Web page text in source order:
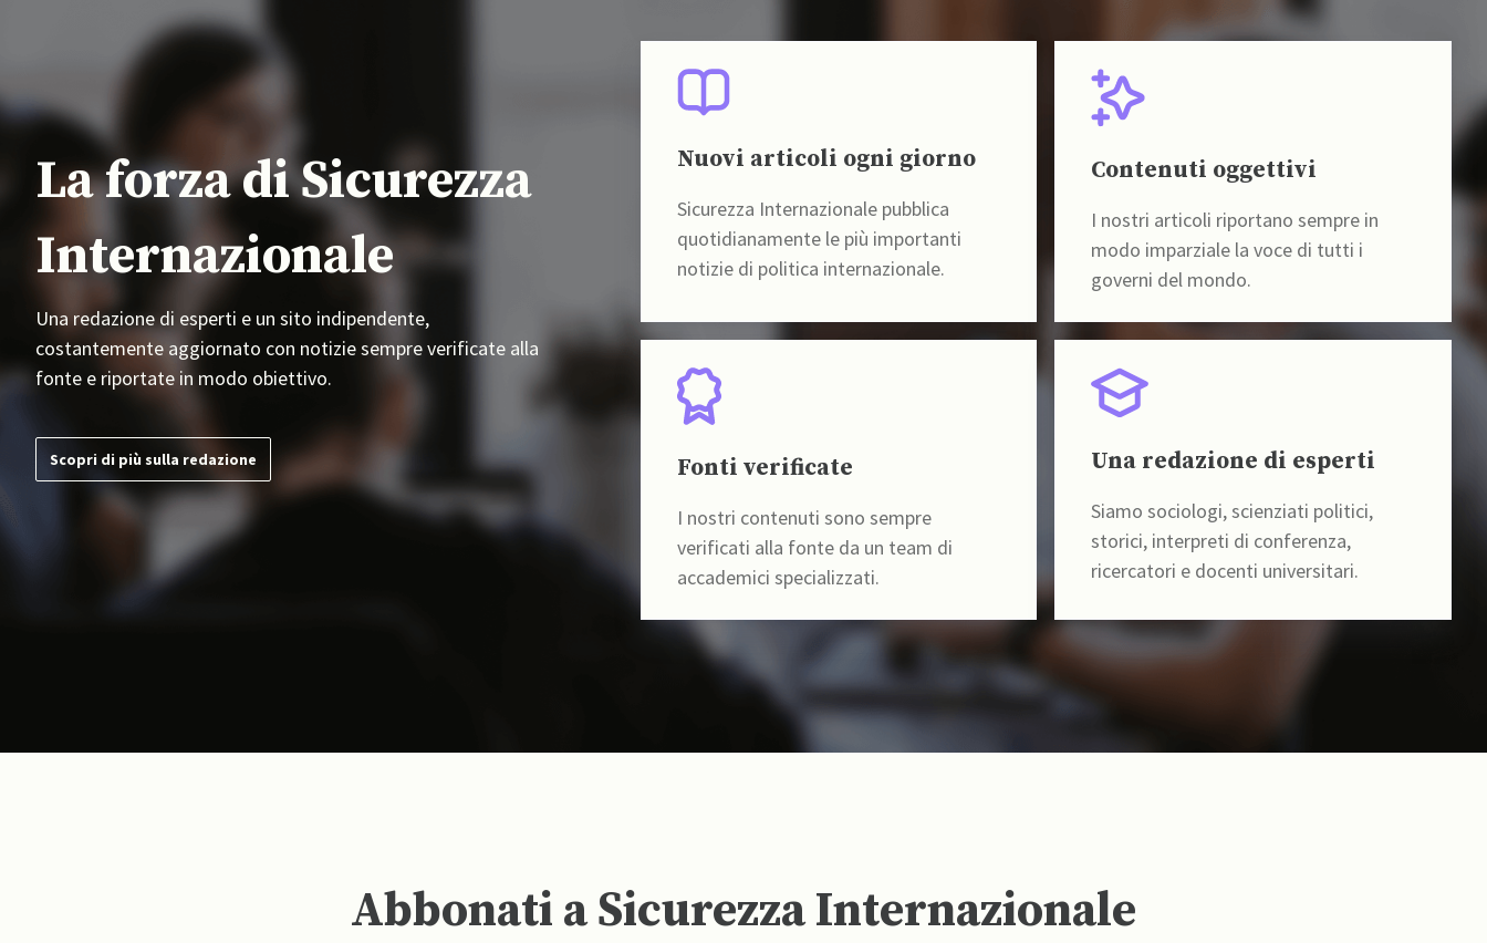
La forza di Sicurezza
Internazionale
Una redazione di esperti e un sito indipendente,
costantemente aggiornato con notizie sempre verificate alla
fonte e riportate in modo obiettivo.
Scopri di più sulla redazione
Nuovi articoli ogni giorno
Sicurezza Internazionale pubblica
quotidianamente le più importanti
notizie di politica internazionale.
Contenuti oggettivi
I nostri articoli riportano sempre in
modo imparziale la voce di tutti i
governi del mondo.
Fonti verificate
I nostri contenuti sono sempre
verificati alla fonte da un team di
accademici specializzati.
Una redazione di esperti
Siamo sociologi, scienziati politici,
storici, interpreti di conferenza,
ricercatori e docenti universitari.
Abbonati a Sicurezza Internazionale